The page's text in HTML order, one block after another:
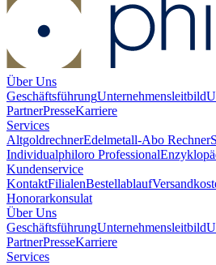
Über Uns
GeschäftsführungUnternehmensleitbild
PartnerPresseKarriere
Services
AltgoldrechnerEdelmetall-Abo Rechner
Individualphiloro Professional
Kundenservice
KontaktFilialenBestellablauf
Honorarkonsulat
Über Uns
GeschäftsführungUnternehmensleitbild
PartnerPresseKarriere
Services